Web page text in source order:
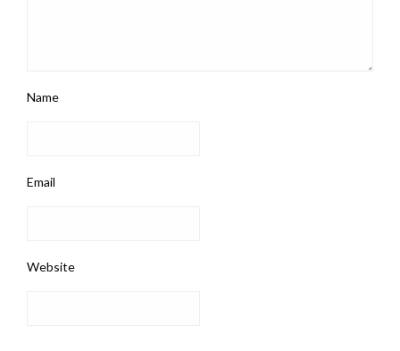
Name
Email
Website